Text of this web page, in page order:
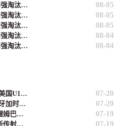
08月04日 佛山西甲足球联赛32强淘汰赛 肇庆恒骏成 VS 三七互娱 全场录像 08-05
08月04日 佛山西甲足球联赛32强淘汰赛 广东西南建设 VS 香港圣徒 全场录像 08-05
08月04日 佛山西甲足球联赛32强淘汰赛 藝品高國際 VS 湛江狂狼·粵辉能源 全场录像 08-05
08月03日 佛山西甲足球联赛32强淘汰赛 大塘控股 VS 茂名市点都得 全场录像 08-04
08月03日 佛山西甲足球联赛32强淘汰赛 广东凤铝 VS 湛江八部科技 全场录像 08-04
07月20日U17女篮世界杯决赛 美国U17女篮 82 - 73 西班牙U17女篮 集锦 07-20
时隔16年夺世界杯冠军！西班牙加时1-0阿根廷 费兰制胜恩佐染红 07-20
英格兰6-4法国获季军 萨卡戴帽姆巴佩双响创纪录奥利塞2助+失良机 07-19
两连胜！津门虎2-0申花 哈达斯传射基莱斯破门 比赛一度暂停1小时 07-19